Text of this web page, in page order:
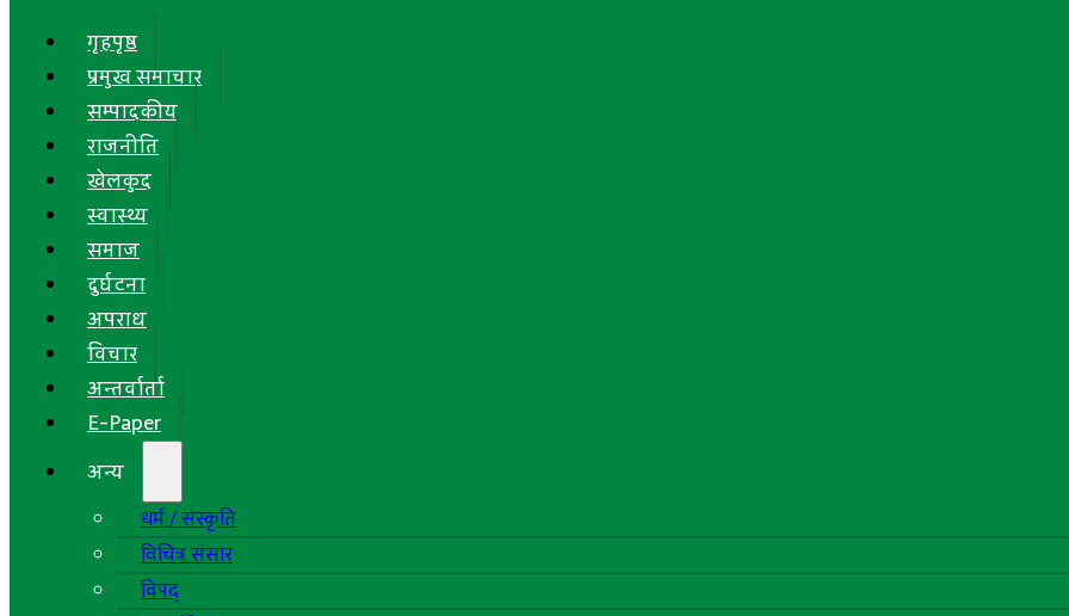
गृहपृष्ठ
प्रमुख समाचार
सम्पादकीय
राजनीति
खेलकुद
स्वास्थ्य
समाज
दुर्घटना
अपराध
विचार
अन्तर्वार्ता
E-Paper
अन्य
धर्म / संस्कृति
विचित्र संसार
विपद्